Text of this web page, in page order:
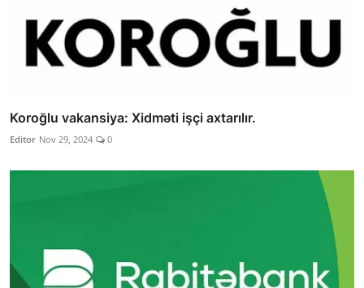
Koroğlu vakansiya: Xidməti işçi axtarılır.
Editor Nov 29, 2024 0